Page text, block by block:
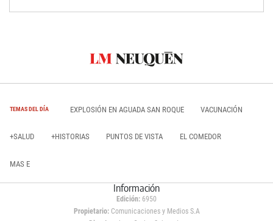
TEMAS DEL DÍA EXPLOSIÓN EN AGUADA SAN ROQUE VACUNACIÓN
+SALUD +HISTORIAS PUNTOS DE VISTA EL COMEDOR
MAS E
Información
Edición: 6950
Propietario:Comunicaciones y Medios S.A